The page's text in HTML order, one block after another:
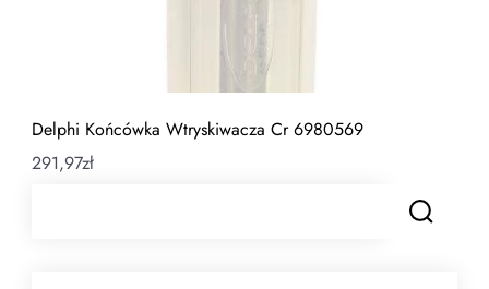
Delphi Końcówka Wtryskiwacza Cr 6980569
291,97zł